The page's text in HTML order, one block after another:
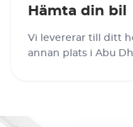
Hämta din bil
Vi levererar till ditt
annan plats i Abu